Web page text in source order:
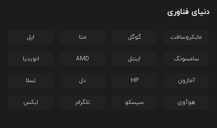
دنیای فناوری
مایکروسافت گوگل متا اپل
سامسونگ اینتل AMD انویدیا
آمازون HP دل تسلا
هوآوی سیسکو تلگرام ایکس